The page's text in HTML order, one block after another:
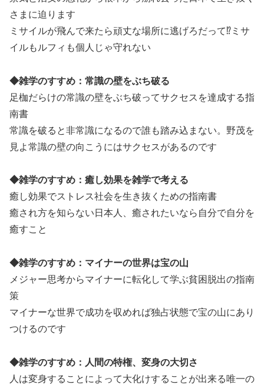
さまに迫ります
ミサイルが飛んで来たら頑丈な場所に逃げろだって⁉ミサ
イルもルフィも個人じゃ守れない
◆雑学のすすめ：常識の壁をぶち破る
足枷だらけの常識の壁をぶち破ってサクセスを達成する指
南書
常識を破ると非常識になるので誰も踏み込まない。野茂を
見よ常識の壁の向こうにはサクセスがあるのです
◆雑学のすすめ：癒し効果を雑学で考える
癒し効果でストレス社会を生き抜くための指南書
癒され方を知らない日本人、癒されたいなら自分で自分を
癒すこと
◆雑学のすすめ：マイナーの世界は宝の山
メジャー思考からマイナーに転化して学ぶ貧困脱出の指南
策
マイナーな世界で成功を収めれば独占状態で宝の山にあり
つけるのです
◆雑学のすすめ：人間の特権、変身の大切さ
人は変身することによって大化けすることが出来る唯一の